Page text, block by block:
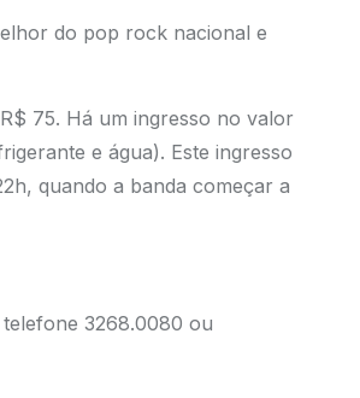
do pop rock nacional e
75. Há um ingresso no valor
e água). Este ingresso
quando a banda começar a
3268.0080 ou